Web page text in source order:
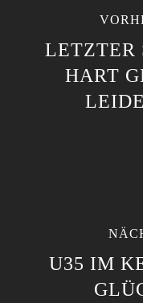
LETZTER
HART
U35 IM